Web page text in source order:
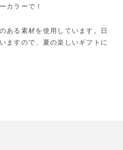
カラーで！
ある素材を使用しています。日
ますので、夏の楽しいギフトに